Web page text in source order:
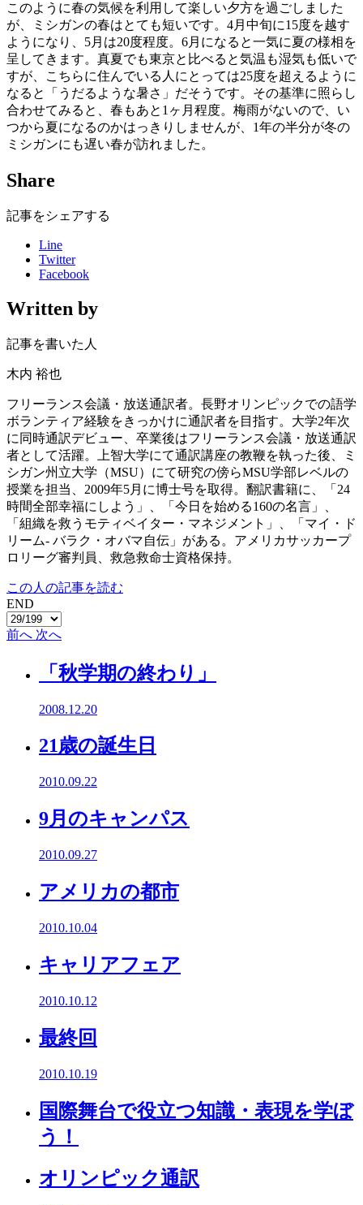
このように春の気候を利用して楽しい夕方を過ごしました
が、ミシガンの春はとても短いです。4月中旬に15度を越す
ようになり、5月は20度程度。6月になると一気に夏の様相を
呈してきます。真夏でも東京と比べると気温も湿気も低いで
すが、こちらに住んでいる人にとっては25度を超えるように
なると「うだるような暑さ」だそうです。その基準に照らし
合わせてみると、春もあと1ヶ月程度。梅雨がないので、い
つから夏になるのかはっきりしませんが、1年の半分が冬の
ミシガンにも遅い春が訪れました。
Share
記事をシェアする
Line
Twitter
Facebook
Written by
記事を書いた人
木内 裕也
フリーランス会議・放送通訳者。長野オリンピックでの語学
ボランティア経験をきっかけに通訳者を目指す。大学2年次
に同時通訳デビュー、卒業後はフリーランス会議・放送通訳
者として活躍。上智大学にて通訳講座の教鞭を執った後、ミ
シガン州立大学（MSU）にて研究の傍らMSU学部レベルの
授業を担当、2009年5月に博士号を取得。翻訳書籍に、「24
時間全部幸福にしよう」、「今日を始める160の名言」、
「組織を救うモティベイター・マネジメント」、「マイ・ド
リーム- バラク・オバマ自伝」がある。アメリカサッカープ
ロリーグ審判員、救急救命士資格保持。
この人の記事を読む
END
前へ 次へ
「秋学期の終わり」
2008.12.20
21歳の誕生日
2010.09.22
9月のキャンパス
2010.09.27
アメリカの都市
2010.10.04
キャリアフェア
2010.10.12
最終回
2010.10.19
国際舞台で役立つ知識・表現を学ぼ
う！
オリンピック通訳